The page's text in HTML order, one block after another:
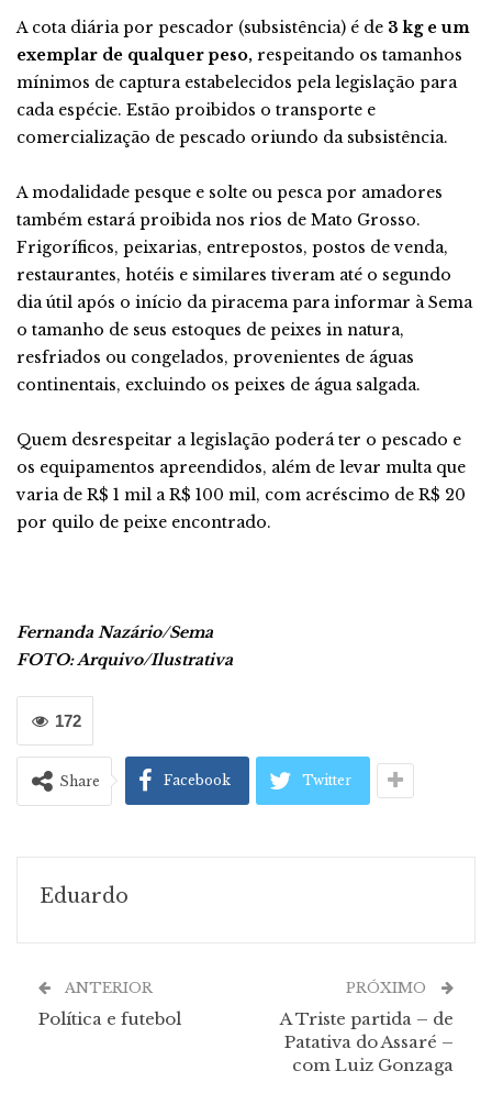
A cota diária por pescador (subsistência) é de 3 kg e um
exemplar de qualquer peso, respeitando os tamanhos
mínimos de captura estabelecidos pela legislação para
cada espécie. Estão proibidos o transporte e
comercialização de pescado oriundo da subsistência.
A modalidade pesque e solte ou pesca por amadores
também estará proibida nos rios de Mato Grosso.
Frigoríficos, peixarias, entrepostos, postos de venda,
restaurantes, hotéis e similares tiveram até o segundo
dia útil após o início da piracema para informar à Sema
o tamanho de seus estoques de peixes in natura,
resfriados ou congelados, provenientes de águas
continentais, excluindo os peixes de água salgada.
Quem desrespeitar a legislação poderá ter o pescado e
os equipamentos apreendidos, além de levar multa que
varia de R$ 1 mil a R$ 100 mil, com acréscimo de R$ 20
por quilo de peixe encontrado.
Fernanda Nazário/Sema
FOTO: Arquivo/Ilustrativa
172
Share Facebook Twitter
Eduardo
ANTERIOR
Política e futebol
PRÓXIMO
A Triste partida – de
Patativa do Assaré –
com Luiz Gonzaga